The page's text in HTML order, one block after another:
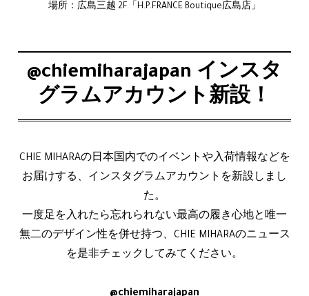
場所：広島三越 2F「H.P.FRANCE Boutique広島店」
@chiemiharajapan インスタ
グラムアカウント新設！
CHIE MIHARAの日本国内でのイベントや入荷情報などを
お届けする、インスタグラムアカウントを新設しまし
た。
一度足を入れたら忘れられない最高の履き心地と唯一
無二のデザイン性を併せ持つ、CHIE MIHARAのニュース
を是非チェックしてみてください。